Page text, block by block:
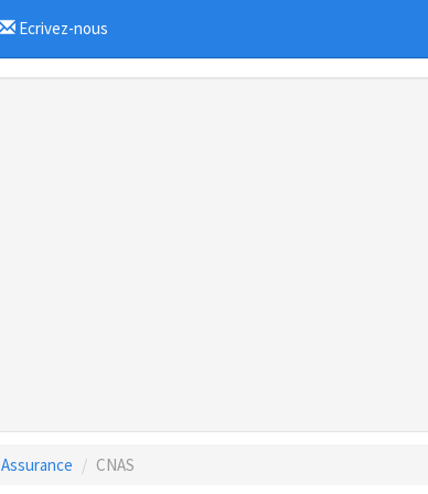
Ecrivez-nous
Assurance CNAS